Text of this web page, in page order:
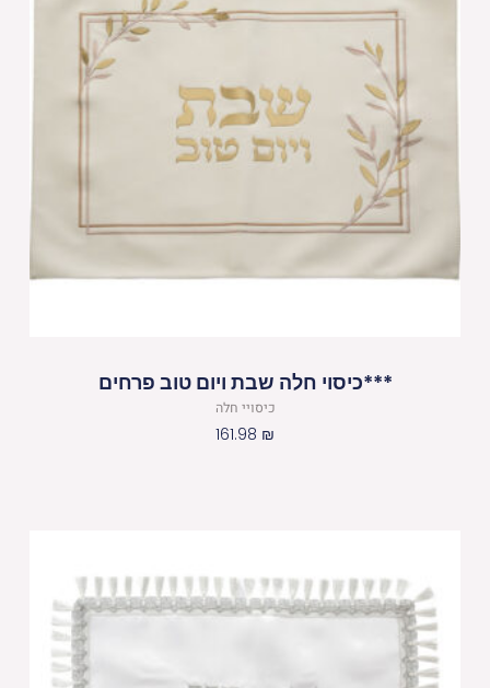
***כיסוי חלה שבת ויום טוב פרחים
כיסויי חלה
161.98 ₪